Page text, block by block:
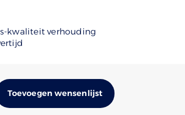
kwaliteit verhouding
Toevoegen wensenlijst